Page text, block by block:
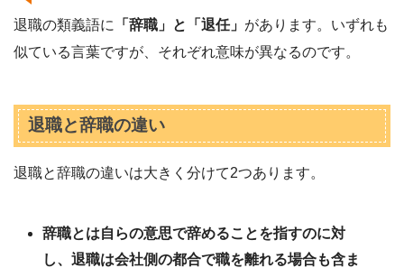
退職の類義語に 「辞職」と「退任」 があります。いずれも
似ている言葉ですが、それぞれ意味が異なるのです。
退職と辞職の違い
退職と辞職の違いは大きく分けて2つあります。
辞職とは自らの意思で辞めることを指すのに対
し、退職は会社側の都合で職を離れる場合も含ま